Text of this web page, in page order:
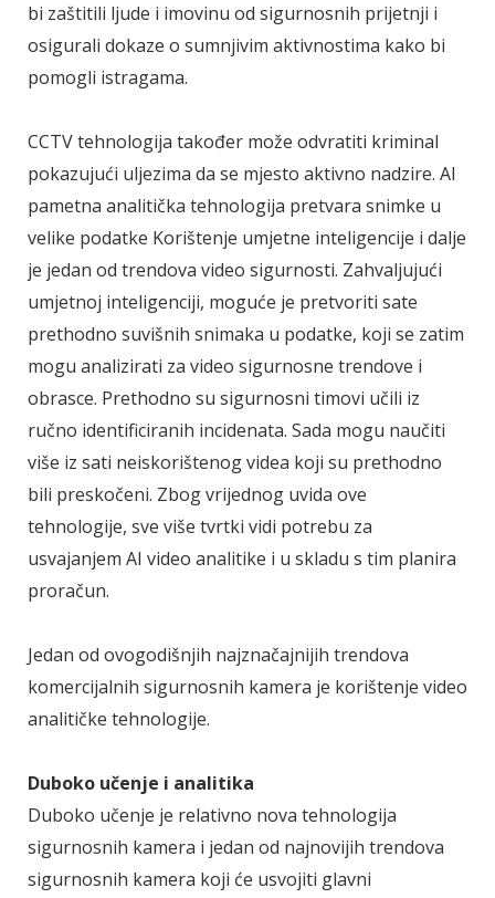
bi zaštitili ljude i imovinu od sigurnosnih prijetnji i
osigurali dokaze o sumnjivim aktivnostima kako bi
pomogli istragama.
CCTV tehnologija također može odvratiti kriminal
pokazujući uljezima da se mjesto aktivno nadzire. AI
pametna analitička tehnologija pretvara snimke u
velike podatke Korištenje umjetne inteligencije i dalje
je jedan od trendova video sigurnosti. Zahvaljujući
umjetnoj inteligenciji, moguće je pretvoriti sate
prethodno suvišnih snimaka u podatke, koji se zatim
mogu analizirati za video sigurnosne trendove i
obrasce. Prethodno su sigurnosni timovi učili iz
ručno identificiranih incidenata. Sada mogu naučiti
više iz sati neiskorištenog videa koji su prethodno
bili preskočeni. Zbog vrijednog uvida ove
tehnologije, sve više tvrtki vidi potrebu za
usvajanjem AI video analitike i u skladu s tim planira
proračun.
Jedan od ovogodišnjih najznačajnijih trendova
komercijalnih sigurnosnih kamera je korištenje video
analitičke tehnologije.
Duboko učenje i analitika
Duboko učenje je relativno nova tehnologija
sigurnosnih kamera i jedan od najnovijih trendova
sigurnosnih kamera koji će usvojiti glavni